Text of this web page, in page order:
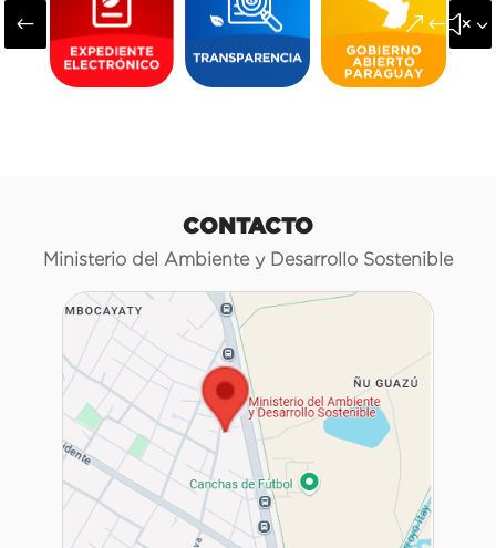
#
CONTACTO
Ministerio del Ambiente y Desarrollo Sostenible